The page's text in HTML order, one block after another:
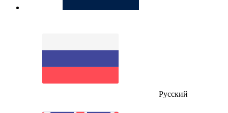
Русский